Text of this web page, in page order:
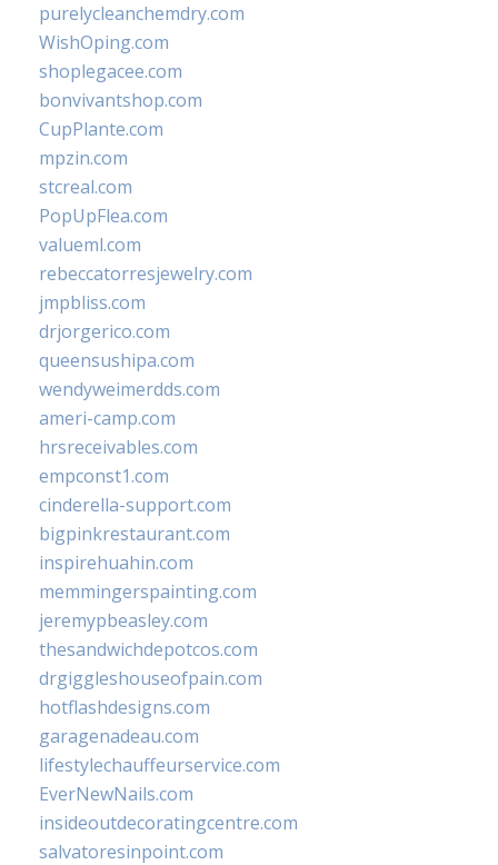
purelycleanchemdry.com
WishOping.com
shoplegacee.com
bonvivantshop.com
CupPlante.com
mpzin.com
stcreal.com
PopUpFlea.com
valueml.com
rebeccatorresjewelry.com
jmpbliss.com
drjorgerico.com
queensushipa.com
wendyweimerdds.com
ameri-camp.com
hrsreceivables.com
empconst1.com
cinderella-support.com
bigpinkrestaurant.com
inspirehuahin.com
memmingerspainting.com
jeremypbeasley.com
thesandwichdepotcos.com
drgiggleshouseofpain.com
hotflashdesigns.com
garagenadeau.com
lifestylechauffeurservice.com
EverNewNails.com
insideoutdecoratingcentre.com
salvatoresinpoint.com